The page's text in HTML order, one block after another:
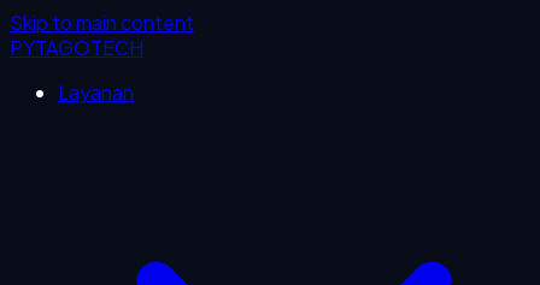
Skip to main content
PYTAGOTECH
Layanan